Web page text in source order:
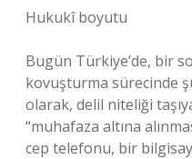
Hukukî boyutu
Bugün Türkiye’de, bir
kovuşturma sürecinde
olarak, delil niteliği
“muhafaza altına
cep telefonu, bir